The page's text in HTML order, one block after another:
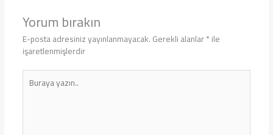
Yorum bırakın
E-posta adresiniz yayınlanmayacak.Gerekli alanlar*ile
işaretlenmişlerdir
Buraya
yazın..